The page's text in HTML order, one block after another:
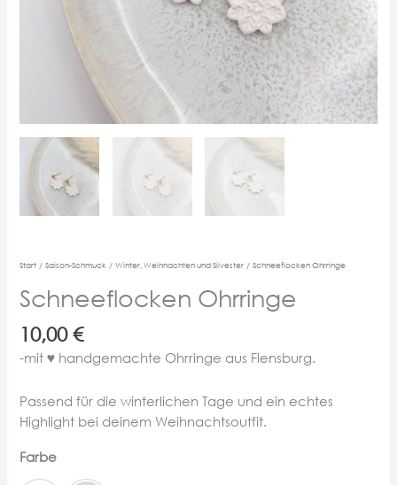
Start /Saison-Schmuck /Winter, Weihnachten und Silvester / Schneeflocken Ohrringe
Schneeflocken Ohrringe
10,00€
-mit ♥ handgemachte Ohrringe aus Flensburg.
Passend für die winterlichen Tage und ein echtes
Highlight bei deinem Weihnachtsoutfit.
Farbe